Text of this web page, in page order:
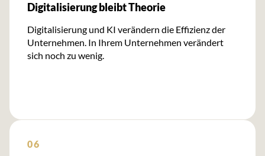
Digitalisierung bleibt Theorie
Digitalisierung und KI verändern die Effizienz der
Unternehmen. In Ihrem Unternehmen verändert
sich noch zu wenig.
06